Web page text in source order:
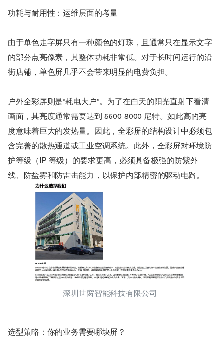
功耗与耐用性：运维层面的考量
由于单色走字屏只有一种颜色的灯珠，且通常只在显示文字
的部分点亮像素，其整体功耗非常低。对于长时间运行的沿
街店铺，单色屏几乎不会带来明显的电费负担。
户外全彩屏则是“耗电大户”。为了在白天的阳光直射下看清
画面，其亮度通常需要达到 5500-8000 尼特。如此高的亮
度意味着巨大的发热量。因此，全彩屏的结构设计中必须包
含完善的散热通道或工业空调系统。此外，全彩屏对环境防
护等级（IP 等级）的要求更高，必须具备极强的防紫外
线、防盐雾和防雷击能力，以保护内部精密的驱动电路。
深圳世窗智能科技有限公司
选型策略：你的业务需要哪块屏？